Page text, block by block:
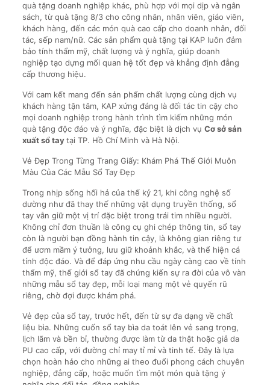
quà tặng doanh nghiệp khác, phù hợp với mọi dịp và ngân
sách, từ quà tặng 8/3 cho công nhân, nhân viên, giáo viên,
khách hàng, đến các món quà cao cấp cho doanh nhân, đối
tác, sếp nam/nữ. Các sản phẩm quà tặng tại KAP luôn đảm
bảo tính thẩm mỹ, chất lượng và ý nghĩa, giúp doanh
nghiệp tạo dựng mối quan hệ tốt đẹp và khẳng định đẳng
cấp thương hiệu.
Với cam kết mang đến sản phẩm chất lượng cùng dịch vụ
khách hàng tận tâm, KAP xứng đáng là đối tác tin cậy cho
mọi doanh nghiệp trong hành trình tìm kiếm những món
quà tặng độc đáo và ý nghĩa, đặc biệt là dịch vụ Cơ sở sản
xuất sổ taytại TP. Hồ Chí Minh và Hà Nội.
Vẻ Đẹp Trong Từng Trang Giấy: Khám Phá Thế Giới Muôn
Màu Của Các Mẫu Sổ Tay Đẹp
Trong nhịp sống hối hả của thế kỷ 21, khi công nghệ số
dường như đã thay thế những vật dụng truyền thống, sổ
tay vẫn giữ một vị trí đặc biệt trong trái tim nhiều người.
Không chỉ đơn thuần là công cụ ghi chép thông tin, sổ tay
còn là người bạn đồng hành tin cậy, là không gian riêng tư
để ươm mầm ý tưởng, lưu giữ khoảnh khắc, và thể hiện cá
tính độc đáo. Và để đáp ứng nhu cầu ngày càng cao về tính
thẩm mỹ, thế giới sổ tay đã chứng kiến sự ra đời của vô vàn
những mẫu sổ tay đẹp, mỗi loại mang một vẻ quyến rũ
riêng, chờ đợi được khám phá.
Vẻ đẹp của sổ tay, trước hết, đến từ sự đa dạng về chất
liệu bìa. Những cuốn sổ tay bìa da toát lên vẻ sang trọng,
lịch lãm và bền bỉ, thường được làm từ da thật hoặc giả da
PU cao cấp, với đường chỉ may tỉ mỉ và tinh tế. Đây là lựa
chọn hoàn hảo cho những ai theo đuổi phong cách chuyên
nghiệp, đẳng cấp, hoặc muốn tìm một món quà tặng ý